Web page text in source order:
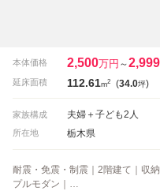
本体価格 2,500万円 ～2,999
延床面積 112.61m2 (34.0坪)
家族構成 夫婦＋子ども2人
所在地 栃木県
耐震・免震・制震｜2階建て｜収
プルモダン｜…